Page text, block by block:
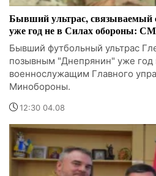
Бывший ультрас, связываемый
уже год не в Силах обороны:
Бывший футбольный ультрас
позывным "Днепрянин" уже год
военнослужащим Главного
Минобороны.
12:30 04.08